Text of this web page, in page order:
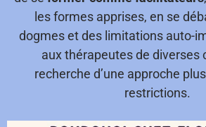
les formes apprises, en se
dogmes et des limitations auto-
aux thérapeutes de diverses
recherche d’une approche
restrictions.